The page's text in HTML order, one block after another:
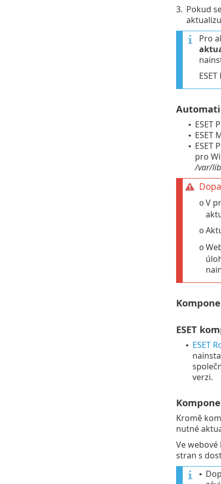
3. Pokud
Pro
• ESET
• ESET
• ESET
pro
/var/
o V
o
o
ESET
• ESET
verzi.
Kromě
nutné
Ve webové
stran s
•